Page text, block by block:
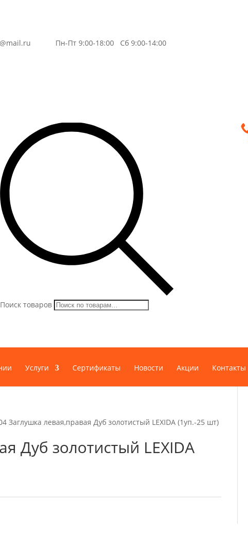
Пн-Пт 9:00-18:00 Сб 9:00-14:00
Поиск товаров
Услуги Сертификаты Новости Акции Контакты
Заглушка левая,правая Дуб золотистый LEXIDA (1уп.-25 шт)
Дуб золотистый LEXIDA